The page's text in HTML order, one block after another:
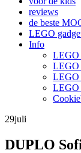
reviews
de beste
LEGO
Info
LEGO
LEGO
LEGO
LEGO
29juli
DUPLO